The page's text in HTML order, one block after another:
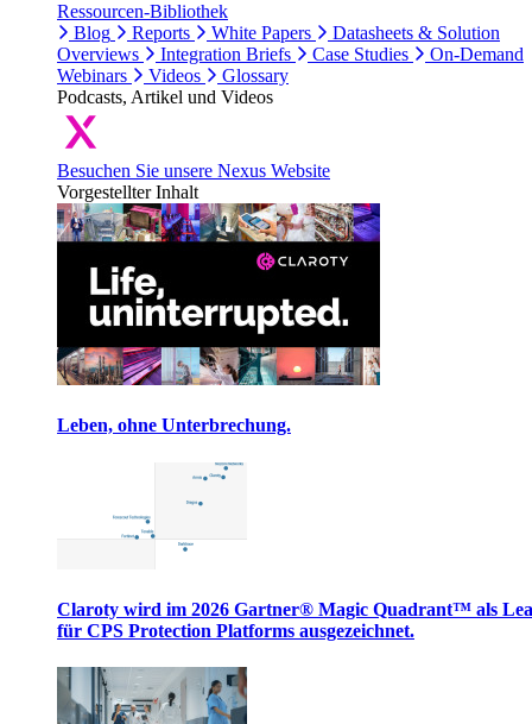
Ressourcen-Bibliothek
Blog
Reports White Papers
Datasheets & Solution
Overviews
Integration Briefs Case Studies
On-Demand
Webinars
Videos
Glossary
Podcasts, Artikel und Videos
Besuchen Sie unsere Nexus Website
Vorgestellter Inhalt
Leben, ohne Unterbrechung.
Claroty wird im 2026 Gartner® Magic Quadrant™ als
für CPS Protection Platforms ausgezeichnet.